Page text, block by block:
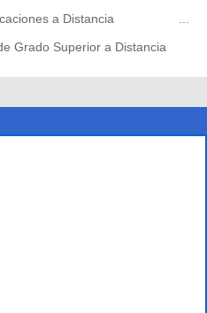
a Distancia
Grado Superior a Distancia